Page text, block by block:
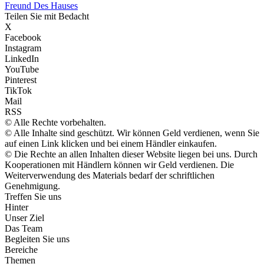
Freund Des Hauses
Teilen Sie mit Bedacht
X
Facebook
Instagram
LinkedIn
YouTube
Pinterest
TikTok
Mail
RSS
© Alle Rechte vorbehalten.
© Alle Inhalte sind geschützt. Wir können Geld verdienen, wenn Sie
auf einen Link klicken und bei einem Händler einkaufen.
© Die Rechte an allen Inhalten dieser Website liegen bei uns. Durch
Kooperationen mit Händlern können wir Geld verdienen. Die
Weiterverwendung des Materials bedarf der schriftlichen
Genehmigung.
Treffen Sie uns
Hinter
Unser Ziel
Das Team
Begleiten Sie uns
Bereiche
Themen